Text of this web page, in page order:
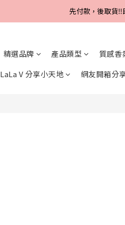
Line好友招募中
先付款，後取貨‼️
精選品牌 產品類型 質感香
LaLa V 分享小天地 網友開箱分